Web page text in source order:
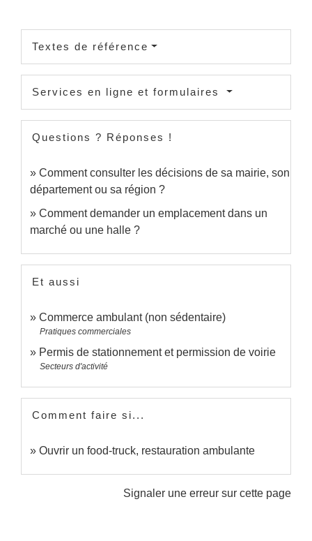
Textes de référence
Services en ligne et formulaires
Questions ? Réponses !
Comment consulter les décisions de sa mairie, son
département ou sa région ?
Comment demander un emplacement dans un
marché ou une halle ?
Et aussi
Commerce ambulant (non sédentaire)
Pratiques commerciales
Permis de stationnement et permission de voirie
Secteurs d'activité
Comment faire si...
Ouvrir un food-truck, restauration ambulante
Signaler une erreur sur cette page